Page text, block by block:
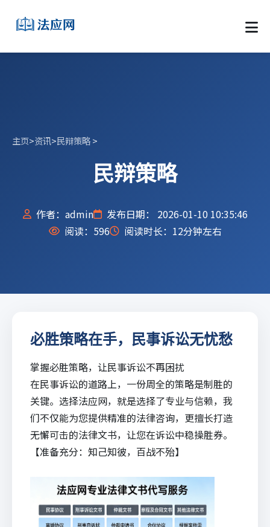
主页>资讯>民辩策略>
民辩策略
作者：admin
发布日期： 2026-01-10 10:35:46
阅读： 596 阅读时长：12分钟左右
必胜策略在手，民事诉讼无忧愁
掌握必胜策略，让民事诉讼不再困扰
在民事诉讼的道路上，一份周全的策略是制胜的
关键。选择法应网，就是选择了专业与信赖，我
们不仅能为您提供精准的法律咨询，更擅长打造
无懈可击的法律文书，让您在诉讼中稳操胜券。
【准备充分：知己知彼，百战不殆】